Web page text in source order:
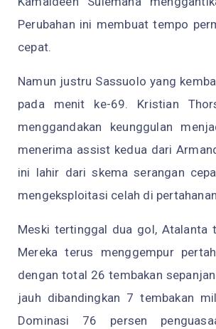
Perubahan ini membuat tempo
cepat.
Namun justru Sassuolo yang
pada menit ke-69. Kristian
menggandakan keunggulan
menerima assist kedua dari
ini lahir dari skema serangan
mengeksploitasi celah di
Meski tertinggal dua gol, Atalanta
Mereka terus menggempur
dengan total 26 tembakan
jauh dibandingkan 7 tembakan
Dominasi 76 persen